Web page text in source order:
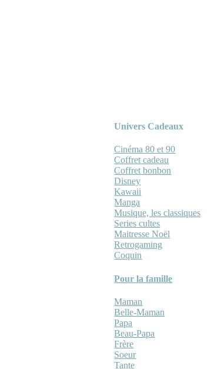
Univers Cadeaux
Cinéma 80 et 90
Coffret cadeau
Coffret bonbon
Disney
Kawaii
Manga
Musique, les classiques
Series cultes
Maitresse Noël
Retrogaming
Coquin
Pour la famille
Maman
Belle-Maman
Papa
Beau-Papa
Frère
Soeur
Tante